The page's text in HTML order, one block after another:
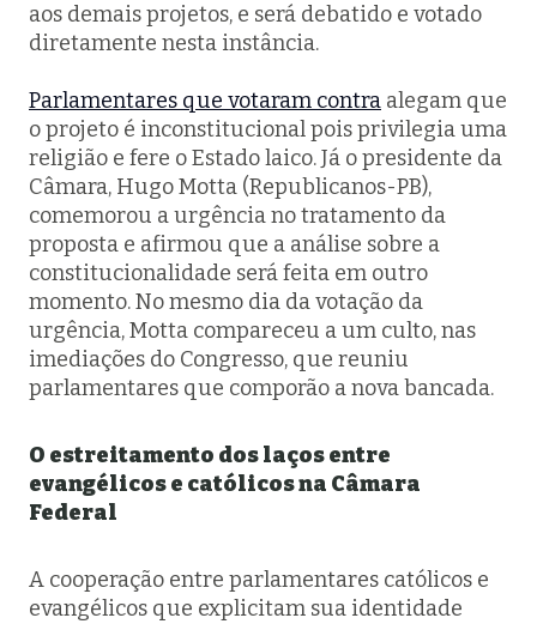
aos demais projetos, e será debatido e votado
diretamente nesta instância.
Parlamentares que votaram contra alegam que
o projeto é inconstitucional pois privilegia uma
religião e fere o Estado laico. Já o presidente da
Câmara, Hugo Motta (Republicanos-PB),
comemorou a urgência no tratamento da
proposta e afirmou que a análise sobre a
constitucionalidade será feita em outro
momento. No mesmo dia da votação da
urgência, Motta compareceu a um culto, nas
imediações do Congresso, que reuniu
parlamentares que comporão a nova bancada.
O estreitamento dos laços entre
evangélicos e católicos na Câmara
Federal
A cooperação entre parlamentares católicos e
evangélicos que explicitam sua identidade